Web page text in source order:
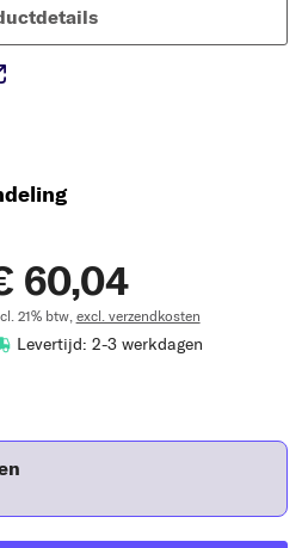
60,04
21% btw, excl. verzendkosten
Levertijd: 2-3 werkdagen